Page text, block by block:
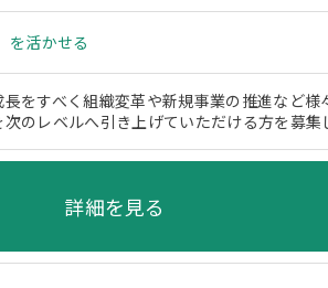
を活かせる
をすべく組織変革や新規事業の推進など
のレベルへ引き上げていただける方を募集
詳細を見る